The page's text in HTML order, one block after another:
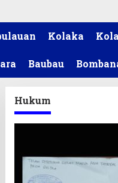
Kolaka
Baubau
Hukum